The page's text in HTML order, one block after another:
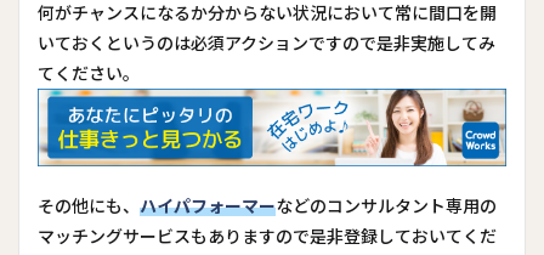
何がチャンスになるか分からない状況において常に間口を開
いておくというのは必須アクションですので是非実施してみ
てください。
その他にも、 ハイパフォーマーなどのコンサルタント専用の
マッチングサービスもありますので是非登録しておいてくだ